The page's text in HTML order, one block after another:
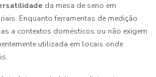
da mesa de seno em
Enquanto ferramentas de medição
a contextos domésticos ou não exigem
utilizada em locais onde